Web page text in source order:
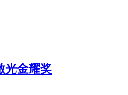
光金耀奖